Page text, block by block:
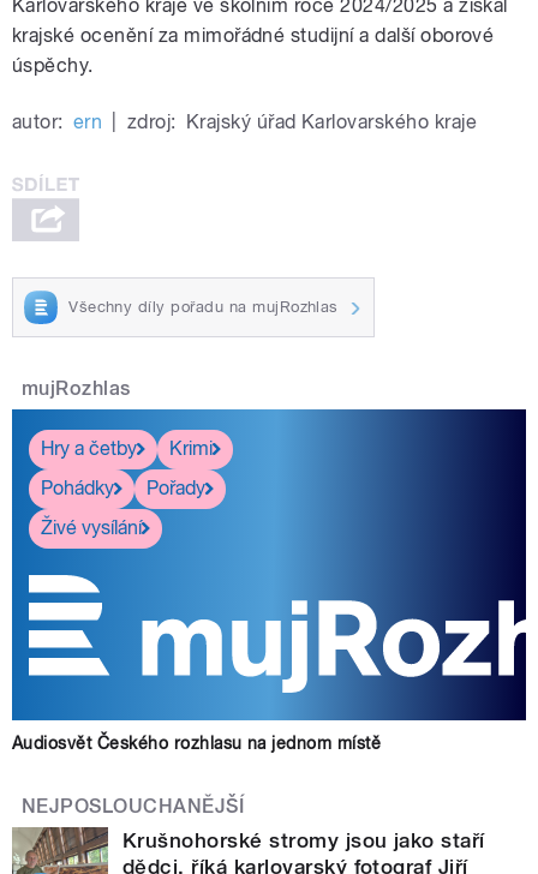
Karlovarského kraje ve školním roce 2024/2025 a získal
krajské ocenění za mimořádné studijní a další oborové
úspěchy.
autor: ern zdroj: Krajský úřad Karlovarského kraje
Všechny díly pořadu na mujRozhlas
mujRozhlas
Hry a četby
Krimi
Pohádky
Pořady
Živé vysílání
Audiosvět Českého rozhlasu na jednom místě
NEJPOSLOUCHANĚJŠÍ
Krušnohorské stromy jsou jako staří
dědci, říká karlovarský fotograf Jiří